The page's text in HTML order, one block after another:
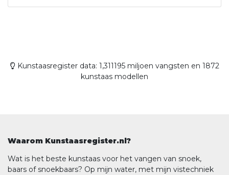
Kunstaasregister data: 1,311195 miljoen vangsten en 1872
kunstaas modellen
Waarom Kunstaasregister.nl?
Wat is het beste kunstaas voor het vangen van snoek,
baars of snoekbaars? Op mijn water, met mijn vistechniek